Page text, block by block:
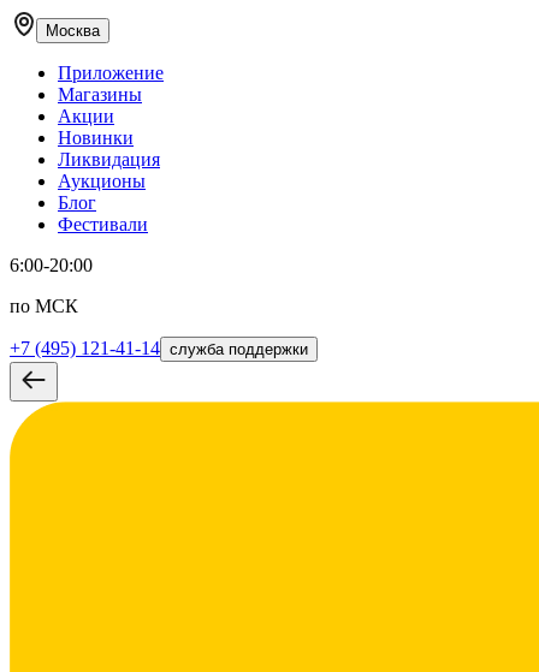
Москва
Приложение
Магазины
Акции
Новинки
Ликвидация
Аукционы
Блог
Фестивали
6:00-20:00
по МСК
+7 (495) 121-41-14 служба поддержки